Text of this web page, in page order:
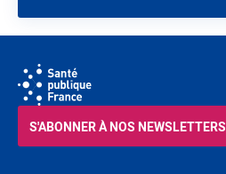
S'ABONNER À NOS NEWSLETTERS